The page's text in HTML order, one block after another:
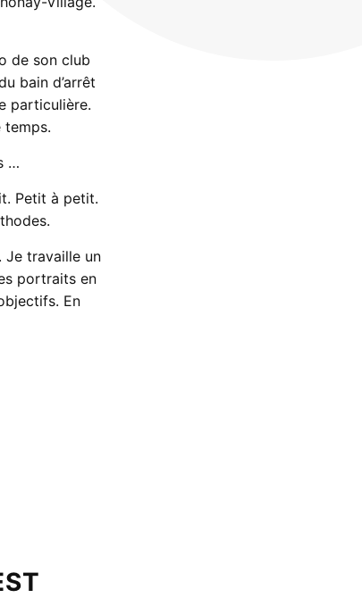
de son club
bain d’arrêt
particulière.
temps.
…
Petit à petit.
Je travaille un
portraits en
En